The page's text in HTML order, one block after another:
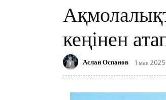
кеңінен
Аслан Оспанов 1 мая 2025